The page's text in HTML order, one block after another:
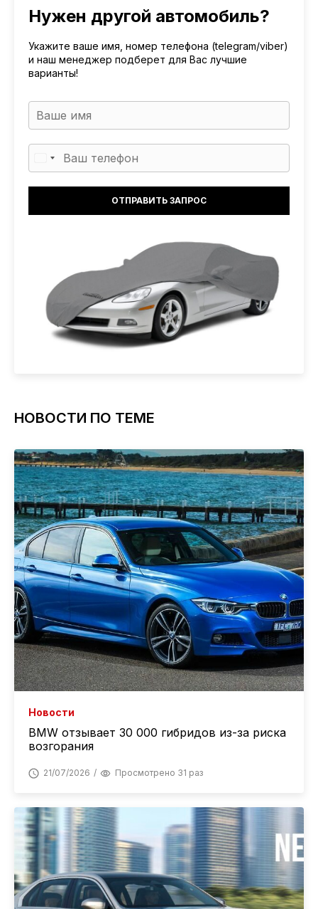
Нужен другой автомобиль?
Укажите ваше имя, номер телефона (telegram/viber)
и наш менеджер подберет для Вас лучшие
варианты!
НОВОСТИ ПО ТЕМЕ
Новости
BMW отзывает 30 000 гибридов из-за риска
возгорания
21/07/2026 Просмотрено 31 раз